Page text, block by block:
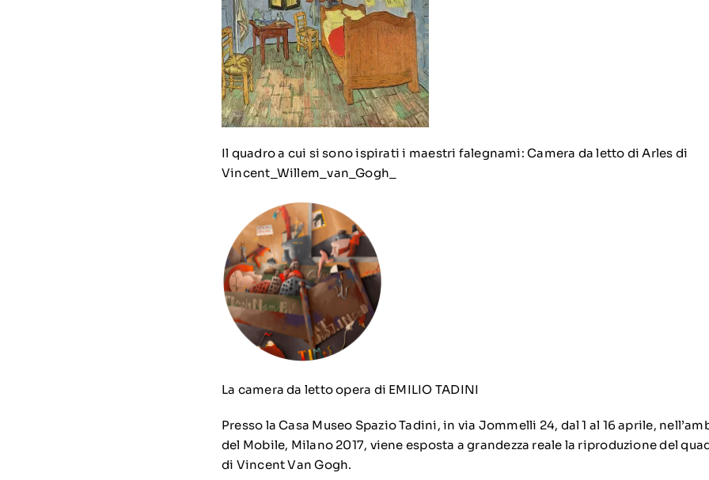
Il quadro a cui si sono ispirati i maestri falegnami: Camera da letto di Arles di
Vincent_Willem_van_Gogh_
La camera da letto opera di EMILIO TADINI
Presso la Casa Museo Spazio Tadini, in via Jommelli 24, dal 1 al 16 aprile,
del Mobile, Milano 2017, viene esposta a grandezza reale la riproduzione del
di Vincent Van Gogh.